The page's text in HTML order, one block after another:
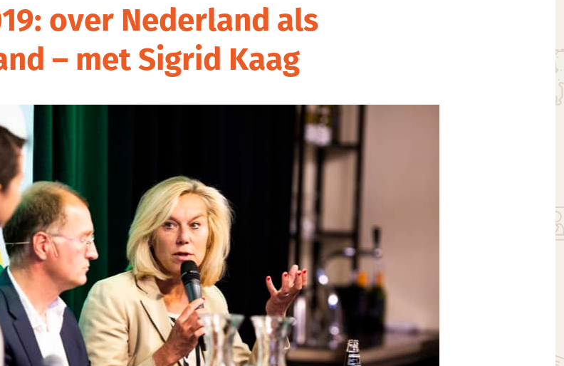
over Nederland als
– met Sigrid Kaag